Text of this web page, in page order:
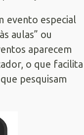
evento especial
aulas” ou
aparecem
o que facilita
pesquisam